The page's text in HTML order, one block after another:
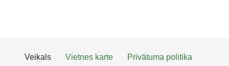
Veikals Vietnes karte Privātuma politika